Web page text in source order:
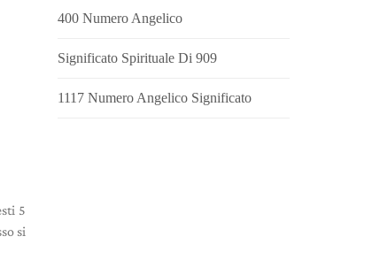
5
si
400 Numero Angelico
Significato Spirituale Di 909
1117 Numero Angelico Significato